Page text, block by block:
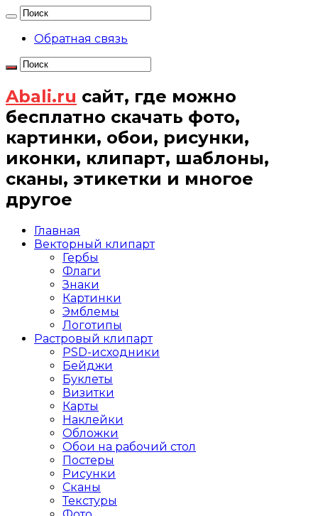
Обратная связь
Abali.ru сайт, где можно
бесплатно скачать фото,
картинки, обои, рисунки,
иконки, клипарт, шаблоны,
сканы, этикетки и многое
другое
Главная
Векторный клипарт
Гербы
Флаги
Знаки
Картинки
Эмблемы
Логотипы
Растровый клипарт
PSD-исходники
Бейджи
Буклеты
Визитки
Карты
Наклейки
Обложки
Обои на рабочий стол
Постеры
Рисунки
Сканы
Текстуры